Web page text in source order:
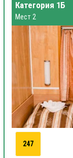
Категория 1Б
Мест 2
247